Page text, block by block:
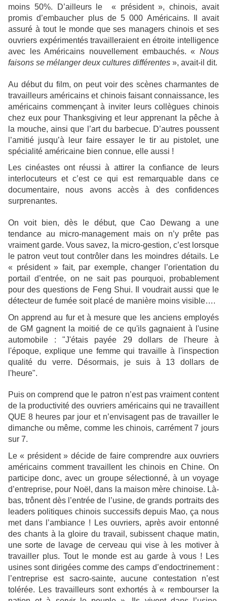
moins 50%. D’ailleurs le « président », chinois, avait
promis d’embaucher plus de 5 000 Américains. Il avait
assuré à tout le monde que ses managers chinois et ses
ouvriers expérimentés travailleraient en étroite intelligence
avec les Américains nouvellement embauchés. « Nous
faisons se mélanger deux cultures différentes », avait-il dit.
Au début du film, on peut voir des scènes charmantes de
travailleurs américains et chinois faisant connaissance, les
américains commençant à inviter leurs collègues chinois
chez eux pour Thanksgiving et leur apprenant la pêche à
la mouche, ainsi que l’art du barbecue. D’autres poussent
l’amitié jusqu’à leur faire essayer le tir au pistolet, une
spécialité américaine bien connue, elle aussi !
Les cinéastes ont réussi à attirer la confiance de leurs
interlocuteurs et c’est ce qui est remarquable dans ce
documentaire, nous avons accès à des confidences
surprenantes.
On voit bien, dès le début, que Cao Dewang a une
tendance au micro-management mais on n’y prête pas
vraiment garde. Vous savez, la micro-gestion, c’est lorsque
le patron veut tout contrôler dans les moindres détails. Le
« président » fait, par exemple, changer l’orientation du
portail d’entrée, on ne sait pas pourquoi, probablement
pour des questions de Feng Shui. Il voudrait aussi que le
détecteur de fumée soit placé de manière moins visible….
On apprend au fur et à mesure que les anciens employés
de GM gagnent la moitié de ce qu'ils gagnaient à l'usine
automobile : "J'étais payée 29 dollars de l'heure à
l'époque, explique une femme qui travaille à l'inspection
qualité du verre. Désormais, je suis à 13 dollars de
l'heure".
Puis on comprend que le patron n’est pas vraiment content
de la productivité des ouvriers américains qui ne travaillent
QUE 8 heures par jour et n’envisagent pas de travailler le
dimanche ou même, comme les chinois, carrément 7 jours
sur 7.
Le « président » décide de faire comprendre aux ouvriers
américains comment travaillent les chinois en Chine. On
participe donc, avec un groupe sélectionné, à un voyage
d’entreprise, pour Noël, dans la maison mère chinoise. Là-
bas, trônent dès l’entrée de l’usine, de grands portraits des
leaders politiques chinois successifs depuis Mao, ça nous
met dans l’ambiance ! Les ouvriers, après avoir entonné
des chants à la gloire du travail, subissent chaque matin,
une sorte de lavage de cerveau qui vise à les motiver à
travailler plus. Tout le monde est au garde à vous ! Les
usines sont dirigées comme des camps d’endoctrinement :
l’entreprise est sacro-sainte, aucune contestation n’est
tolérée. Les travailleurs sont exhortés à « rembourser la